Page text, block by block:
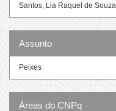
Santos, Lia Raquel de Souza
Assunto
Peixes
Áreas do CNPq